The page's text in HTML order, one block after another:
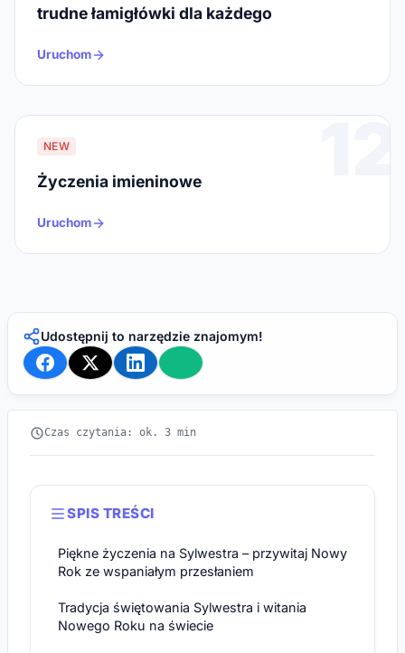
trudne łamigłówki dla każdego
Uruchom
12
NEW
Życzenia imieninowe
Uruchom
Udostępnij to narzędzie znajomym!
Czas czytania: ok. 3 min
SPIS TREŚCI
Piękne życzenia na Sylwestra – przywitaj Nowy
Rok ze wspaniałym przesłaniem
Tradycja świętowania Sylwestra i witania
Nowego Roku na świecie